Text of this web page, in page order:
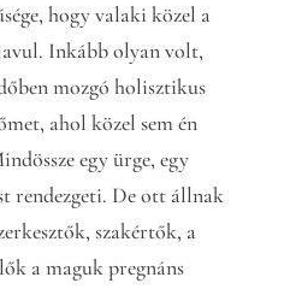
hogy valaki közel a
Inkább olyan volt,
mozgó holisztikus
ahol közel sem én
egy ürge, egy
rendezgeti. De ott állnak
szakértők, a
a maguk pregnáns